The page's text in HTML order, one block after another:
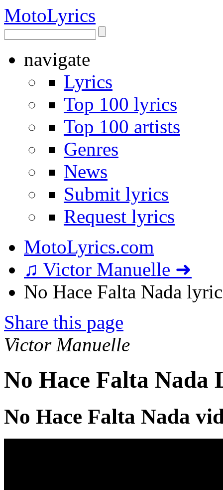
MotoLyrics
navigate
Lyrics
Top 100 lyrics
Top 100 artists
Genres
News
Submit lyrics
Request lyrics
MotoLyrics.com
♫ Victor Manuelle ➜
No Hace Falta Nada
Share this page
Victor Manuelle
No Hace Falta Nada
No Hace Falta Nada